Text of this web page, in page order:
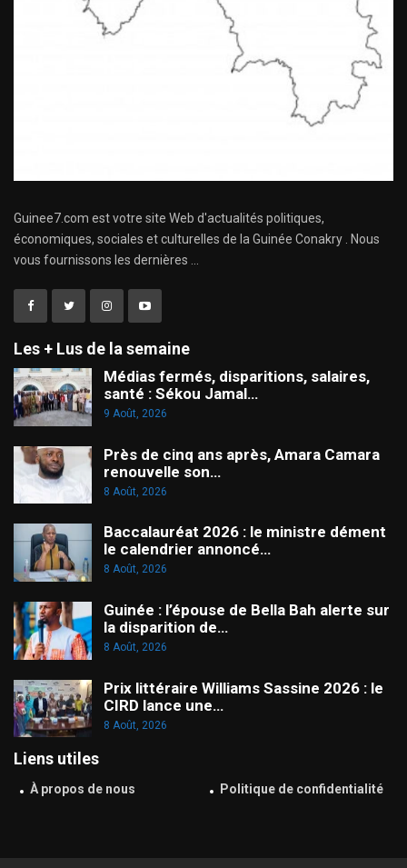
Guinee7.com est votre site Web d'actualités politiques,
économiques, sociales et culturelles de la Guinée Conakry . Nous
vous fournissons les dernières ...
Les + Lus de la semaine
Médias fermés, disparitions, salaires,
santé : Sékou Jamal…
9 Août, 2026
Près de cinq ans après, Amara Camara
renouvelle son…
8 Août, 2026
Baccalauréat 2026 : le ministre dément
le calendrier annoncé…
8 Août, 2026
Guinée : l’épouse de Bella Bah alerte sur
la disparition de…
8 Août, 2026
Prix littéraire Williams Sassine 2026 : le
CIRD lance une…
8 Août, 2026
Liens utiles
À propos de nous Politique de confidentialité